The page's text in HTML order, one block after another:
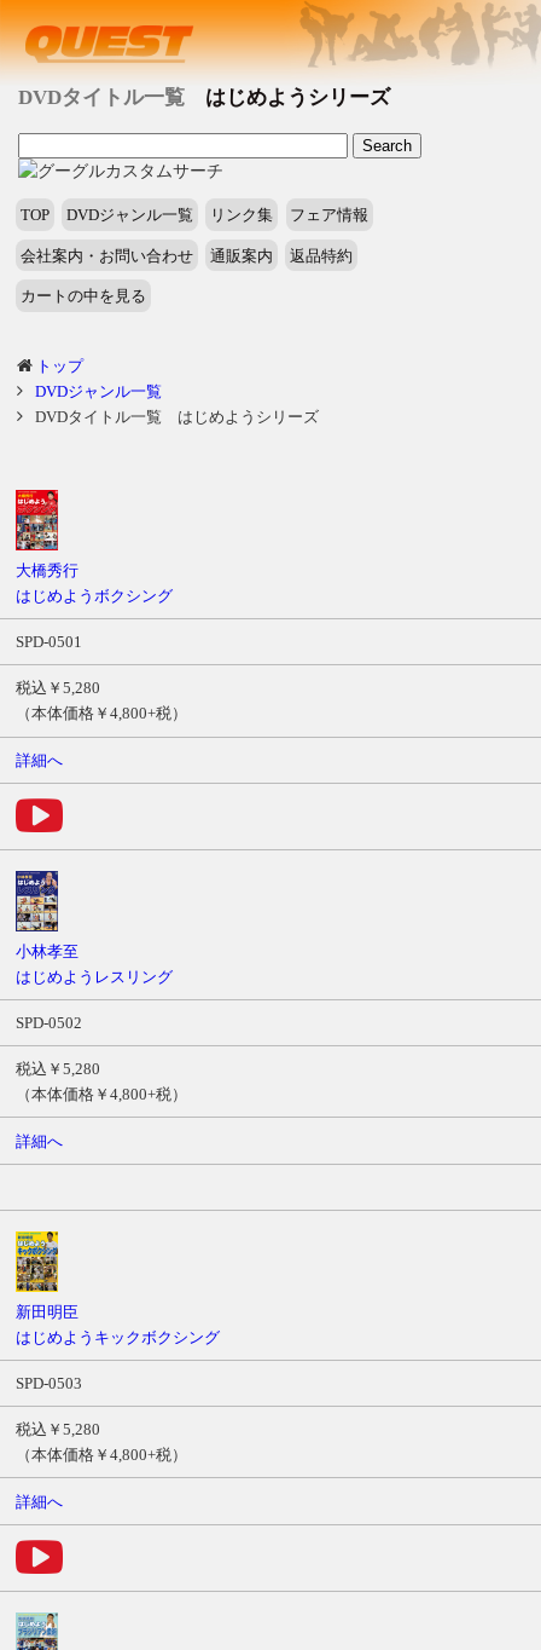
DVDタイトル一覧 はじめようシリーズ
TOP DVDジャンル一覧 リンク集 フェア情報
会社案内・お問い合わせ 通販案内 返品特約
カートの中を見る
トップ
DVDジャンル一覧
DVDタイトル一覧 はじめようシリーズ
品
号
ル
大橋秀行
はじめようボクシング
SPD-0501
税込￥5,280
（本体価格￥4,800+税）
詳細へ
小林孝至
はじめようレスリング
SPD-0502
税込￥5,280
（本体価格￥4,800+税）
詳細へ
新田明臣
はじめようキックボクシング
SPD-0503
税込￥5,280
（本体価格￥4,800+税）
詳細へ